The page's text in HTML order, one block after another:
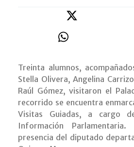
Treinta alumnos,
Stella Olivera, Angelina
Raúl Gómez, visitaron el
recorrido se encuentra
Visitas Guiadas, a cargo
Información
presencia del diputado